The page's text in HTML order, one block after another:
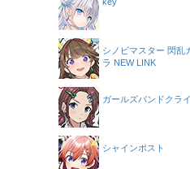
シノビマスター 閃乱
ラ NEW LINK
ガールズバンドクライ
シャインポスト